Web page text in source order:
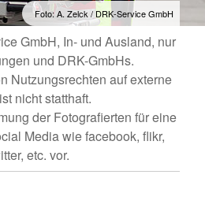
Foto: A. Zelck / DRK-Service GmbH
GmbH, In- und Ausland, nur
und DRK-GmbHs.
Nutzungsrechten auf externe
nicht statthaft.
der Fotografierten für eine
Media wie facebook, flikr,
etc. vor.